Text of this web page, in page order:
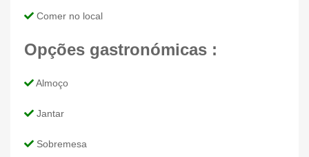
Comer no local
Opções gastronómicas :
Almoço
Jantar
Sobremesa